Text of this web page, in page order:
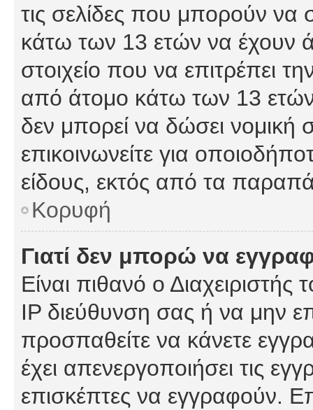
τις σελίδες που μπορούν να
κάτω των 13 ετών να έχουν
στοιχείο που να επιτρέπει
από άτομο κάτω των 13
δεν μπορεί να δώσει νομική
επικοινωνείτε για
είδους, εκτός από τα
Κορυφή
Γιατί δεν μπορώ να
Είναι πιθανό ο
IP διεύθυνση σας ή να μην
προσπαθείτε να κάνετε
έχει απενεργοποιήσει τις
επισκέπτες να εγγραφούν.